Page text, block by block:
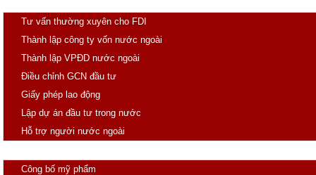
Tư vấn thường xuyên cho FDI
Thành lập công ty vốn nước ngoài
Thành lập VPĐD nước ngoài
Điều chỉnh GCN đầu tư
Giấy phép lao động
Lập dự án đầu tư trong nước
Hỗ trợ người nước ngoài
Công bố mỹ phẩm